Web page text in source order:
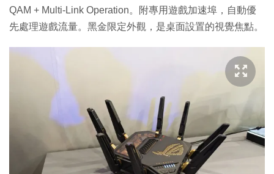
QAM + Multi-Link Operation。附專用遊戲加速埠，自動優
先處理遊戲流量。黑金限定外觀，是桌面設置的視覺焦點。